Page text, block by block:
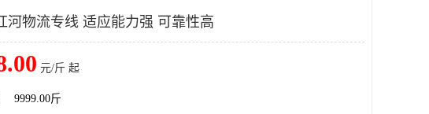
河物流专线 适应能力强 可靠性高
元/斤 起
9999.00斤